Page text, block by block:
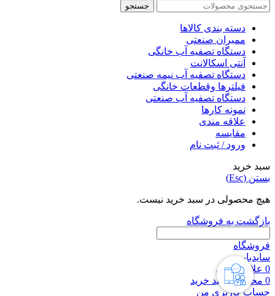
جستجو
دسته بندی کالاها
ممبران صنعتی
دستگاه تصفیه آب خانگی
آنتی اسکالانت
دستگاه تصفیه آب نیمه صنعتی
فیلترها وقطعات خانگی
دستگاه تصفیه آب صنعتی
نمونه کارها
علاقه مندی
مقایسه
ورود / ثبت نام
سبد خرید
بستن (Esc)
هیچ محصولی در سبد خرید نیست.
بازگشت به فروشگاه
فروشگاه
سایدبار
0 علاقه مندی
0 محصول سبد خرید
حساب کاربری من